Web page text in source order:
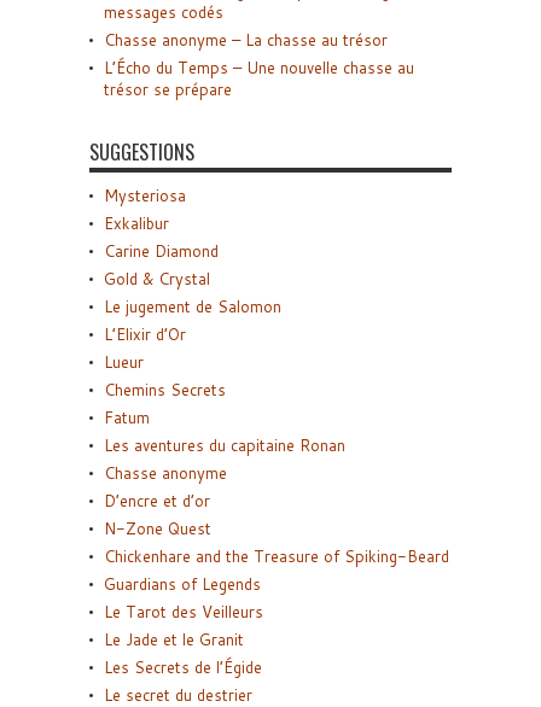
messages codés
Chasse anonyme – La chasse au trésor
L’Écho du Temps – Une nouvelle chasse au
trésor se prépare
SUGGESTIONS
Mysteriosa
Exkalibur
Carine Diamond
Gold & Crystal
Le jugement de Salomon
L’Elixir d’Or
Lueur
Chemins Secrets
Fatum
Les aventures du capitaine Ronan
Chasse anonyme
D’encre et d’or
N-Zone Quest
Chickenhare and the Treasure of Spiking-Beard
Guardians of Legends
Le Tarot des Veilleurs
Le Jade et le Granit
Les Secrets de l’Égide
Le secret du destrier